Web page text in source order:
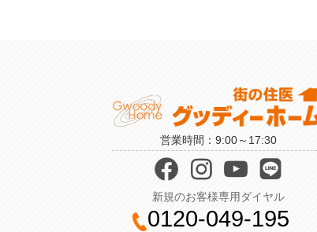
営業時間：9:00～17:30
新規のお客様専用ダイヤル
0120-049-195